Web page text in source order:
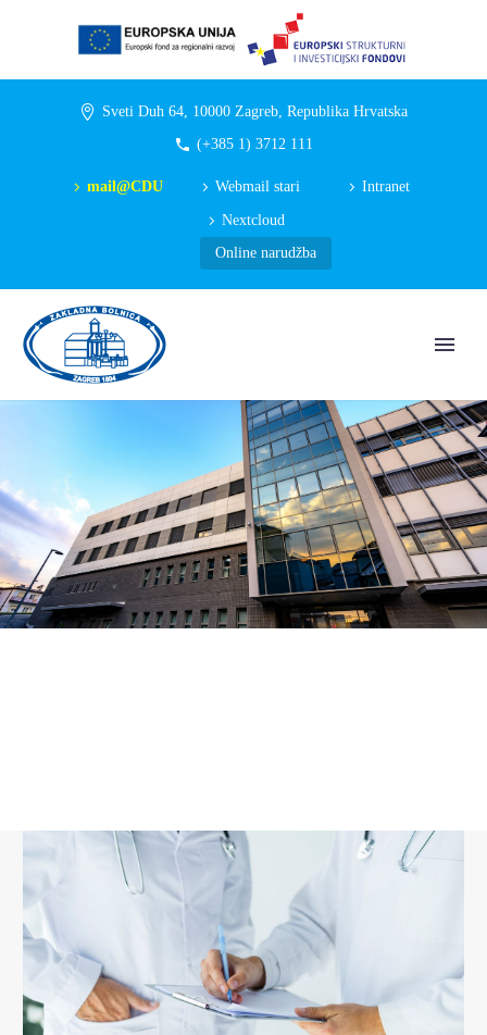
Sveti Duh 64, 10000 Zagreb, Republika Hrvatska
(+385 1) 3712 111
mail@CDU Webmail stari Intranet
Nextcloud
Online narudžba